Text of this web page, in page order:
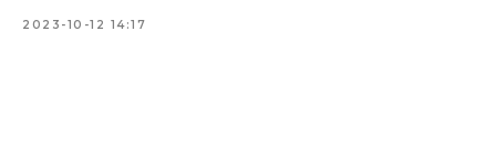
2023-10-12 14:17